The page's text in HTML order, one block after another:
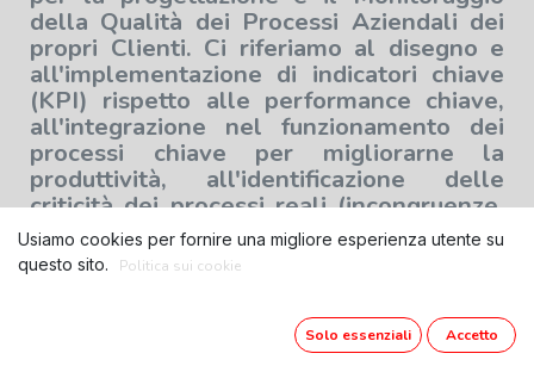
della Qualità dei Processi Aziendali dei
propri Clienti. Ci riferiamo al disegno e
all'implementazione di indicatori chiave
(KPI) rispetto alle performance chiave,
all'integrazione nel funzionamento dei
processi chiave per migliorarne la
produttività, all'identificazione delle
criticità dei processi reali (incongruenze,
ottimizzazione dei flussi, carenze
organizzative, ecc.) aderenza alle
Usiamo cookies per fornire una migliore esperienza utente su
questo sito.
Politica sui cookie
Solo essenziali Accetto